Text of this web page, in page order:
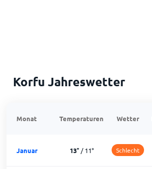
Korfu Jahreswetter
Monat Temperaturen Wetter
Januar 13°/11° Schlecht